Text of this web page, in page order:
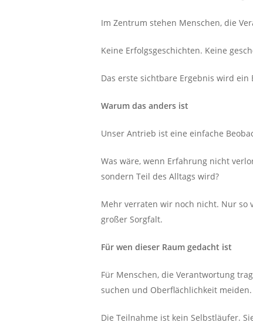
Im Zentrum stehen Menschen, die
Keine Erfolgsgeschichten. Keine
Das erste sichtbare Ergebnis wird ein
Warum das anders ist
Unser Antrieb ist eine einfache
Was wäre, wenn Erfahrung nicht
sondern Teil des Alltags wird?
Mehr verraten wir noch nicht. Nur so
großer Sorgfalt.
Für wen dieser Raum gedacht ist
Für Menschen, die Verantwortung
suchen und Oberflächlichkeit meiden.
Die Teilnahme ist kein Selbstläufer.